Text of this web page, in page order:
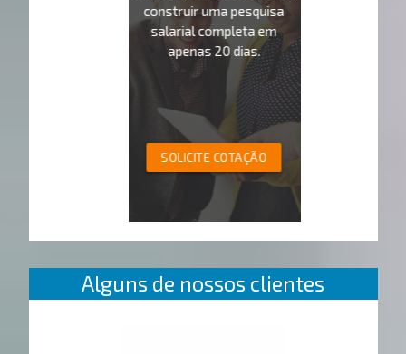
construir uma pesquisa
salarial completa em
apenas 20 dias.
SOLICITE COTAÇÃO
Alguns de nossos clientes